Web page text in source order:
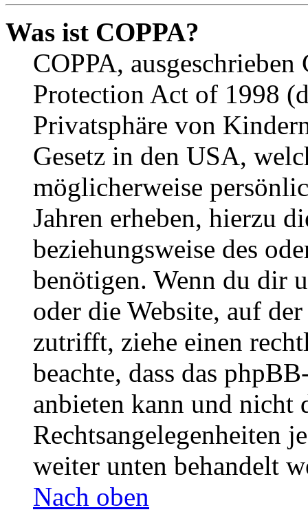
Was ist COPPA?
COPPA,
Protection Act of 1998
Privatsphäre von
Gesetz in den USA,
möglicherweise
Jahren erheben, hierzu
beziehungsweise des
benötigen. Wenn du dir
oder die Website, auf
zutrifft, ziehe einen
beachte, dass das
anbieten kann und nicht
Rechtsangelegenheiten
weiter unten behandelt
Nach oben